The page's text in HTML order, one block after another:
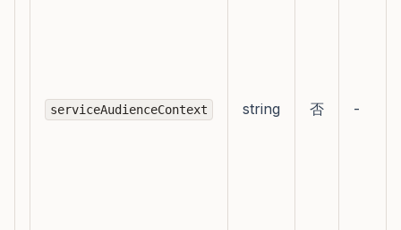
serviceAudienceContext string 否 -